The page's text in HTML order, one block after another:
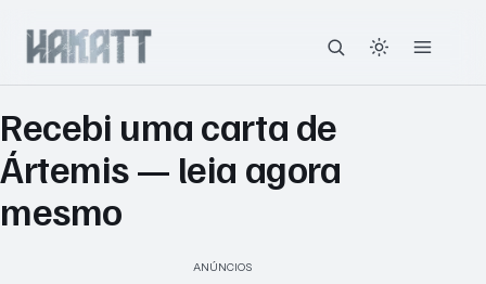
Recebi uma carta de
Ártemis — leia agora
mesmo
ANÚNCIOS